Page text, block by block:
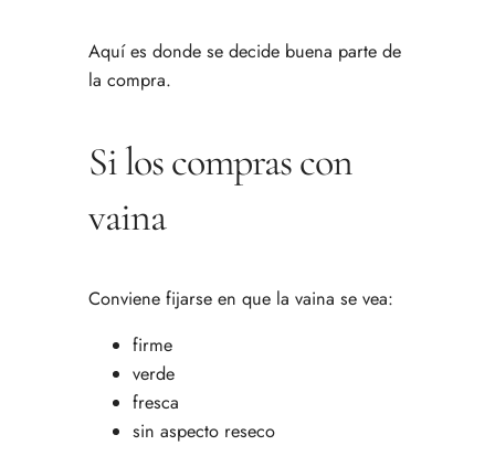
Aquí es donde se decide buena parte de
la compra.
Si los compras con
vaina
Conviene fijarse en que la vaina se vea:
firme
verde
fresca
sin aspecto reseco